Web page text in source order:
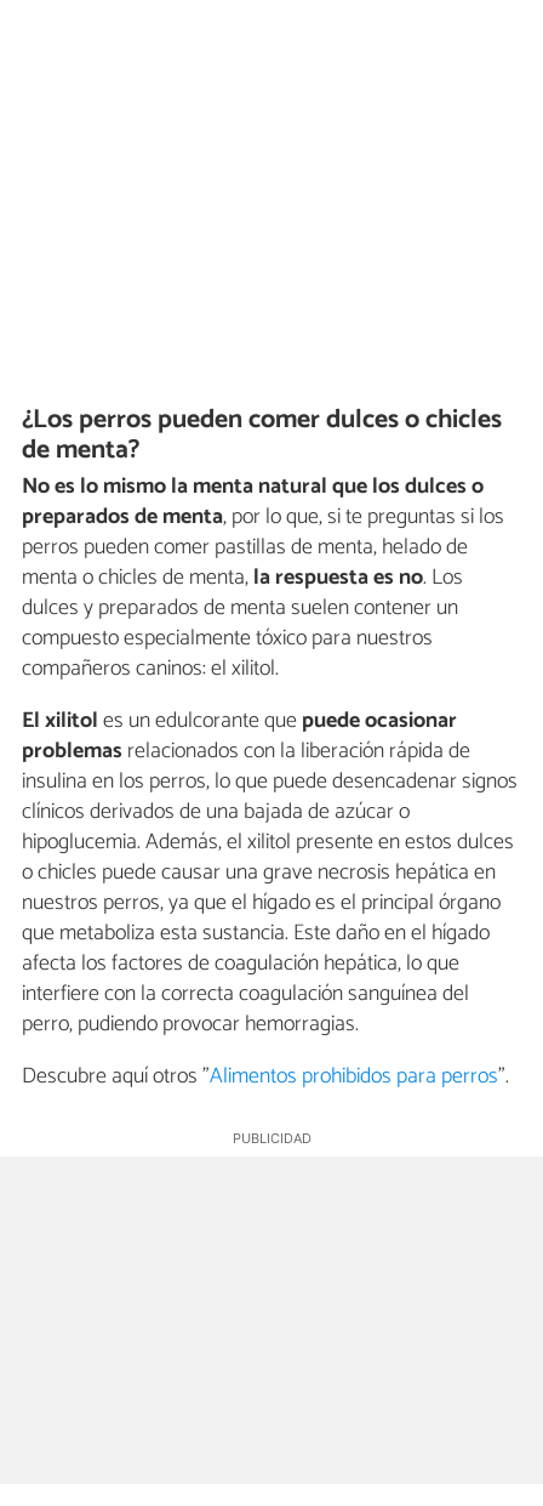
¿Los perros pueden comer dulces o chicles
de menta?
No es lo mismo la menta natural que los dulces o
preparados de menta, por lo que, si te preguntas si los
perros pueden comer pastillas de menta, helado de
menta o chicles de menta,la respuesta es no. Los
dulces y preparados de menta suelen contener un
compuesto especialmente tóxico para nuestros
compañeros caninos: el xilitol.
El xilitoles un edulcorante quepuede ocasionar
problemas relacionados con la liberación rápida de
insulina en los perros, lo que puede desencadenar signos
clínicos derivados de una bajada de azúcar o
hipoglucemia. Además, el xilitol presente en estos dulces
o chicles puede causar una grave necrosis hepática en
nuestros perros, ya que el hígado es el principal órgano
que metaboliza esta sustancia. Este daño en el hígado
afecta los factores de coagulación hepática, lo que
interfiere con la correcta coagulación sanguínea del
perro, pudiendo provocar hemorragias.
Descubre aquí otros "Alimentos prohibidos para perros".